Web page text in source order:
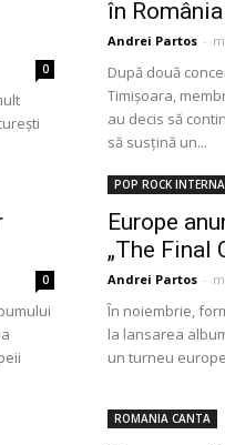
0
în
Andrei Partos -
După două
Timișoara,
au decis să
să susțină un...
0
POP ROCK
Europe
„The Final
Andrei Partos -
În noiembrie,
la lansarea
un turneu
ROMANIA CANTA